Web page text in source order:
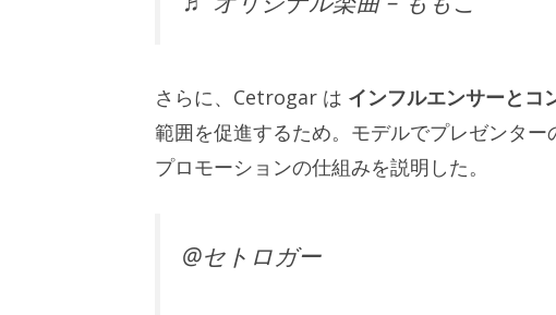
さらに、Cetrogar は インフルエンサーとコ
範囲を促進するため。モデルでプレゼンタ
プロモーションの仕組みを説明した。
@セトロガー